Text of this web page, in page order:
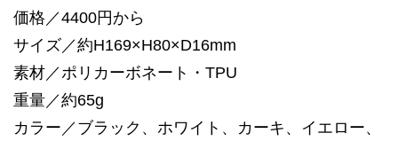
価格／4400円から
サイズ／約H169×H80×D16mm
素材／ポリカーボネート・TPU
重量／約65g
カラー／ブラック、ホワイト、カーキ、イエロー、